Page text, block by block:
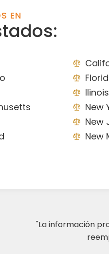
EN
Ilinois
New
New
New
"La información